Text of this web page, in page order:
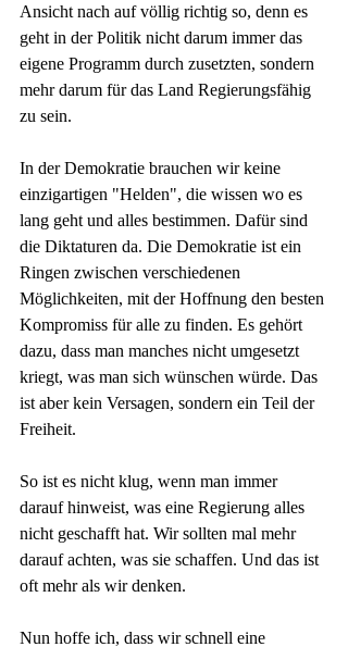
Ansicht nach auf völlig richtig so, denn es
geht in der Politik nicht darum immer das
eigene Programm durch zusetzten, sondern
mehr darum für das Land Regierungsfähig
zu sein.
In der Demokratie brauchen wir keine
einzigartigen "Helden", die wissen wo es
lang geht und alles bestimmen. Dafür sind
die Diktaturen da. Die Demokratie ist ein
Ringen zwischen verschiedenen
Möglichkeiten, mit der Hoffnung den besten
Kompromiss für alle zu finden. Es gehört
dazu, dass man manches nicht umgesetzt
kriegt, was man sich wünschen würde. Das
ist aber kein Versagen, sondern ein Teil der
Freiheit.
So ist es nicht klug, wenn man immer
darauf hinweist, was eine Regierung alles
nicht geschafft hat. Wir sollten mal mehr
darauf achten, was sie schaffen. Und das ist
oft mehr als wir denken.
Nun hoffe ich, dass wir schnell eine